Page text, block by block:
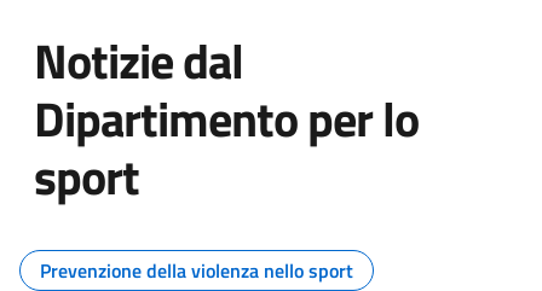
Notizie dal
Dipartimento per lo
sport
Tutti i contenuti della pagina
Prevenzione della violenza nello sport